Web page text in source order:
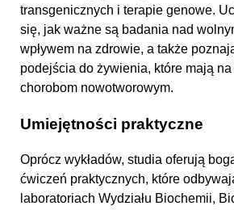
transgenicznych i terapie genowe.
się, jak ważne są badania nad
wpływem na zdrowie, a także
podejścia do żywienia, które mają
chorobom nowotworowym.
Umiejętności praktyczne
Oprócz wykładów, studia oferują
ćwiczeń praktycznych, które
laboratoriach Wydziału Biochemii,